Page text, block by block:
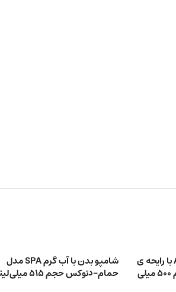
کرم دوش آوون Avon با رایحه ی
سیب و گل موگه حجم 500 میلی
شامپو بدن با آب گرم SPA مدل
حمام-دتوکس حجم 515 میلی‌لیتر